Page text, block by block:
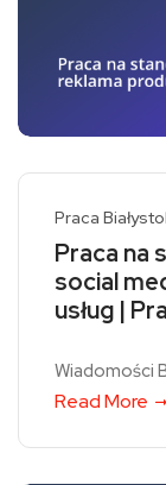
Praca
Praca na
social
usług |
Wiadomości
Read More